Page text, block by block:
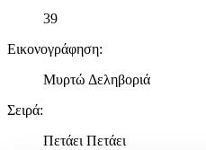
39
Εικονογράφηση:
Μυρτώ Δεληβοριά
Σειρά:
Πετάει Πετάει